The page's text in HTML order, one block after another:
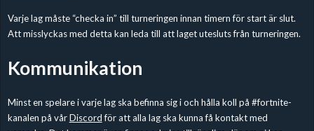
Varje lag måste “checka in” till turneringen innan timern för start är slut.
Att misslyckas med detta kan leda till att laget utesluts från turneringen.
Kommunikation
Minst en spelare i varje lag ska befinna sig i och hålla koll på #fortnite-
kanalen på vårDiscordför att alla lag ska kunna få kontakt med